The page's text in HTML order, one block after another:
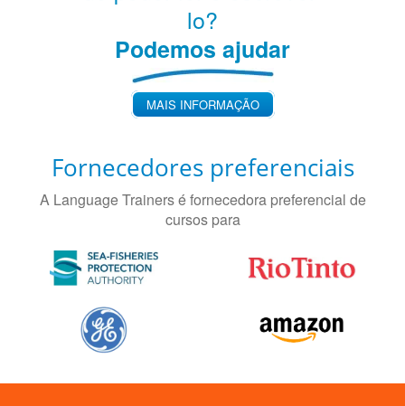
lo?
Podemos ajudar
MAIS INFORMAÇÃO
Fornecedores preferenciais
A Language Trainers é fornecedora preferencial de
cursos para